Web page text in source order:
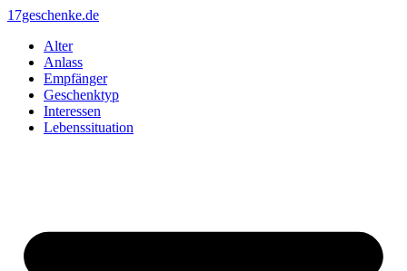
Zum
springen
17geschenke.de
Alter
Anlass
Empfänger
Geschenktyp
Interessen
Lebenssituation